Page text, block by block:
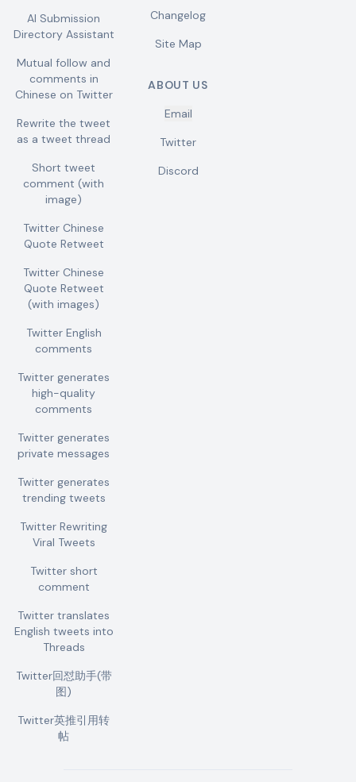
AI Submission
Directory Assistant
Mutual follow and
comments in
Chinese on Twitter
Rewrite the tweet
as a tweet thread
Short tweet
comment (with
image)
Twitter Chinese
Quote Retweet
Twitter Chinese
Quote Retweet
(with images)
Twitter English
comments
Twitter generates
high-quality
comments
Twitter generates
private messages
Twitter generates
trending tweets
Twitter Rewriting
Viral Tweets
Twitter short
comment
Twitter translates
English tweets into
Threads
Twitter回怼助手(带
图)
Twitter英推引用转
帖
Changelog
Site Map
ABOUT US
Email
Twitter
Discord